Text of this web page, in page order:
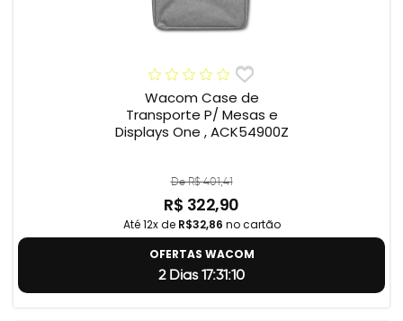
Wacom Case de
Transporte P/ Mesas e
Displays One , ACK54900Z
De R$ 401,41
R$ 322,90
Até 12x de R$32,86 no cartão
OFERTAS WACOM
2 Dias 17:31:9